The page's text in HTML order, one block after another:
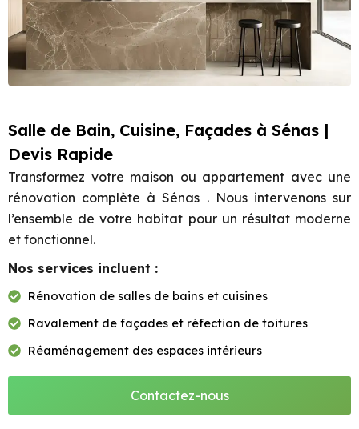
Salle de Bain, Cuisine, Façades à Sénas |
Devis Rapide
Transformez votre maison ou appartement avec une
rénovation complète à Sénas . Nous intervenons sur
l’ensemble de votre habitat pour un résultat moderne
et fonctionnel.
Nos services incluent :
Rénovation de salles de bains et cuisines
Ravalement de façades et réfection de toitures
Réaménagement des espaces intérieurs
Contactez-nous